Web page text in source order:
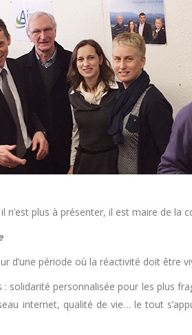
il n’est plus à présenter, il est maire de la
d’une période où la réactivité doit être
: solidarité personnalisée pour les plus
internet, qualité de vie… le tout